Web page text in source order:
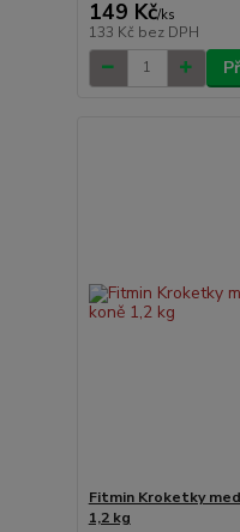
149 Kč/ks
133 Kč bez DPH
Fitmin Kroketky
1,2 kg